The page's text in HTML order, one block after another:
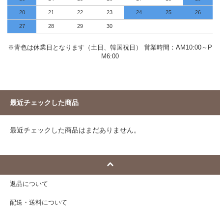
20 21 22 23 24 25 26
27 28 29 30
※青色は休業日となります（土日、韓国祝日） 営業時間：AM10:00～P
M6:00
最近チェックした商品
最近チェックした商品はまだありません。
返品について
配送・送料について